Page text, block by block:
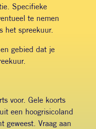
Specifieke
te nemen
het spreekuur.
gebied dat je
voor. Gele koorts
een hoogrisicoland
geweest. Vraag aan